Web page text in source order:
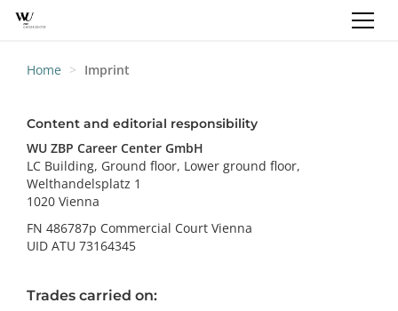
EN
Home Imprint
Content and editorial responsibility
WU ZBP Career Center GmbH
LC Building, Ground floor, Lower ground floor,
Welthandelsplatz 1
1020 Vienna
FN 486787p Commercial Court Vienna
UID ATU 73164345
Trades carried on: